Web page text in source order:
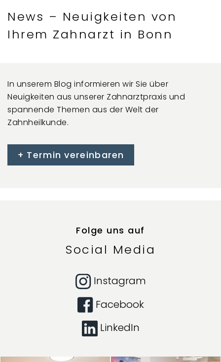
News – Neuigkeiten von
Ihrem Zahnarzt in Bonn
In unserem Blog informieren wir Sie über
Neuigkeiten aus unserer Zahnarztpraxis und
spannende Themen aus der Welt der
Zahnheilkunde.
Termin vereinbaren
Folge uns auf
Social Media
Instagram
Facebook
LinkedIn